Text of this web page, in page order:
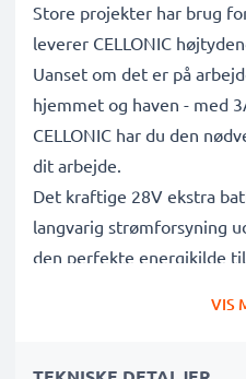
Store projekter har brug
leverer CELLONIC
Uanset om det er på
hjemmet og haven - med
CELLONIC har du den
dit arbejde.
Det kraftige 28V ekstra
langvarig strømforsyning
den perfekte energikilde
VIS